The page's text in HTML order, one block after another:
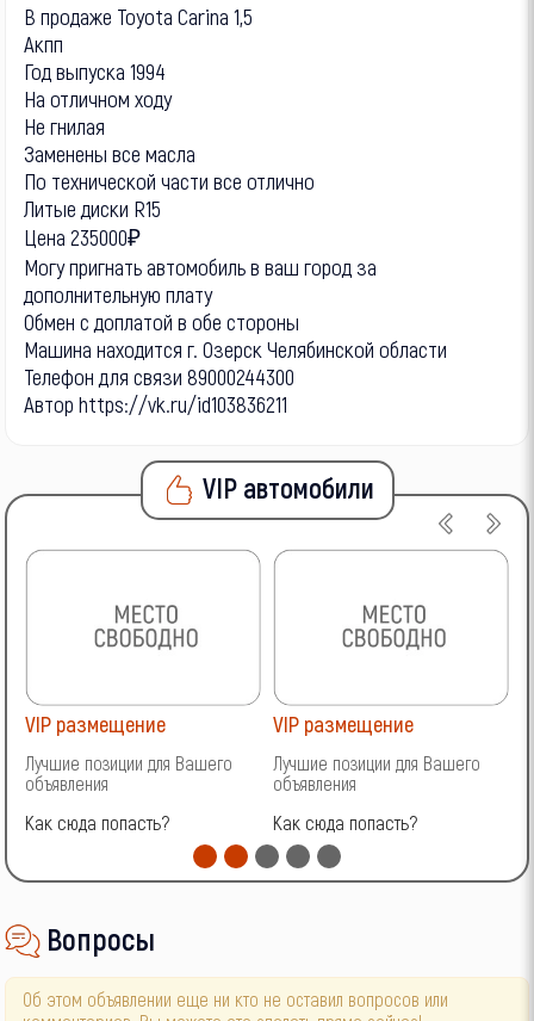
В продаже Toyota Carina 1,5
Акпп
Год выпуска 1994
На отличном ходу
Не гнилая
Заменены все масла
По технической части все отлично
Литые диски R15
Цена 235000₽
Могу пригнать автомобиль в ваш город за
дополнительную плату
Обмен с доплатой в обе стороны
Машина находится г. Озерск Челябинской области
Телефон для связи 89000244300
Автор https://vk.ru/id103836211
VIP автомобили
VIP размещение
Лучшие позиции для Вашего
объявления
Как сюда попасть?
VIP размещение
Лучшие позиции для Вашего
объявления
Как сюда попасть?
Вопросы
Об этом объявлении еще ни кто не оставил вопросов или